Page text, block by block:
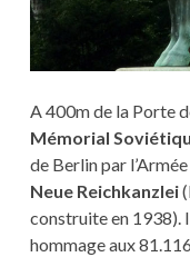
A 400m de la Porte
Mémorial
de Berlin par
Neue Reichkanzlei
construite en 1938).
hommage aux